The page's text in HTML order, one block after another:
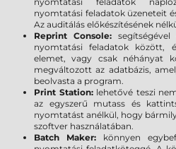
nyomtatási feladatok üzeneteit
Az auditálás előkészítésének
Reprint Console:segítségével
nyomtatási feladatok között,
elemet, vagy csak néhányat
megváltozott az adatbázis,
beolvasta a program.
Print Station: lehetővé teszi
az egyszerű mutass és
nyomtatást anélkül, hogy
szoftver használatában.
Batch Maker: könnyen